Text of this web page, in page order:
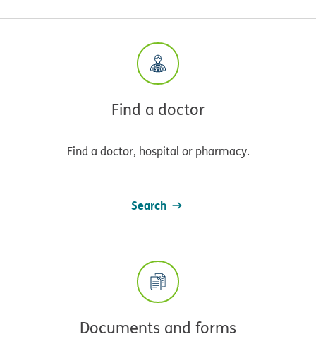
Find a doctor
Find a doctor, hospital or pharmacy.
Search
Documents and forms